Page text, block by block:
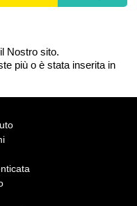
Nostro sito.
più o è stata inserita in